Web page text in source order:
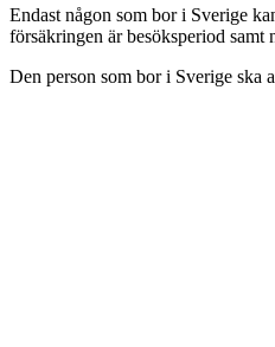
Endast någon som bor i Sverige
försäkringen är besöksperiod samt
Den person som bor i Sverige ska